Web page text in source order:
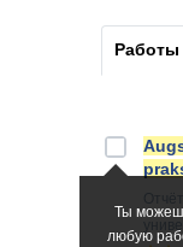
Работы
Ты
любую